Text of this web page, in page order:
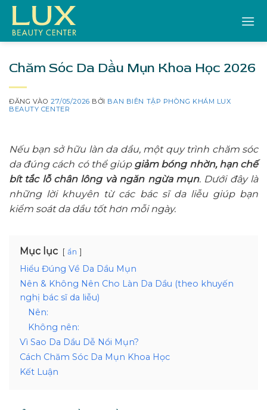
Bỏ
qua
nội
Chăm Sóc Da Dầu Mụn Khoa Học 2026
ĐĂNG VÀO27/05/2026 BỞI BAN BIÊN TẬP PHÒNG KHÁM LUX
BEAUTY CENTER
Nếu bạn sở hữu làn da dầu, một quy trình chăm sóc
da đúng cách có thể giúp giảm bóng nhờn, hạn chế
bít tắc lỗ chân lông và ngăn ngừa mụn. Dưới đây là
những lời khuyên từ các bác sĩ da liễu giúp bạn
kiểm soát da dầu tốt hơn mỗi ngày.
Mục lục ẩn
Hiểu Đúng Về Da Dầu Mụn
Nên & Không Nên Cho Làn Da Dầu (theo khuyến
nghị bác sĩ da liễu)
Nên:
Không nên:
Vì Sao Da Dầu Dễ Nổi Mụn?
Cách Chăm Sóc Da Mụn Khoa Học
Kết Luận